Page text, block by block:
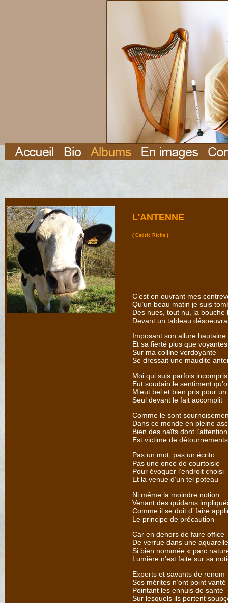
L'ANTENNE
( Cédric Riche )
C’est en ouvrant mes
Qu’un beau matin je suis
Des nues, tout nu, la bouche
Devant un tableau
Imposant son allure hautaine
Et sa fierté plus que voyantes
Sur ma colline verdoyante
Se dressait une maudite
Moi qui suis parfois incompris
Eut soudain le sentiment
M’eut bel et bien pris pour
Seul devant le fait accomplit
Comme le sont
Dans ce monde en pleine
Bien des naïfs dont l’attention
Est victime de
Pas un mot, pas un écrito
Pas une once de courtoisie
Pour évoquer l’endroit choisi
Et la venue d’un tel poteau
Ni même la moindre notion
Venant des quidams
Comme il se doit d’ faire
Le principe de précaution
Car en dehors de faire office
De verrue dans une aquarelle
Si bien nommée « parc
Lumière n’est faite sur sa
Experts et savants de renom
Ses mérites n’ont point vanté
Pointant les ennuis de santé
Sur lesquels ils portent